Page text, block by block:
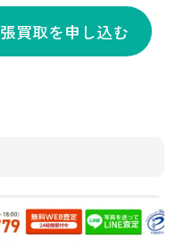
買取を申し込む